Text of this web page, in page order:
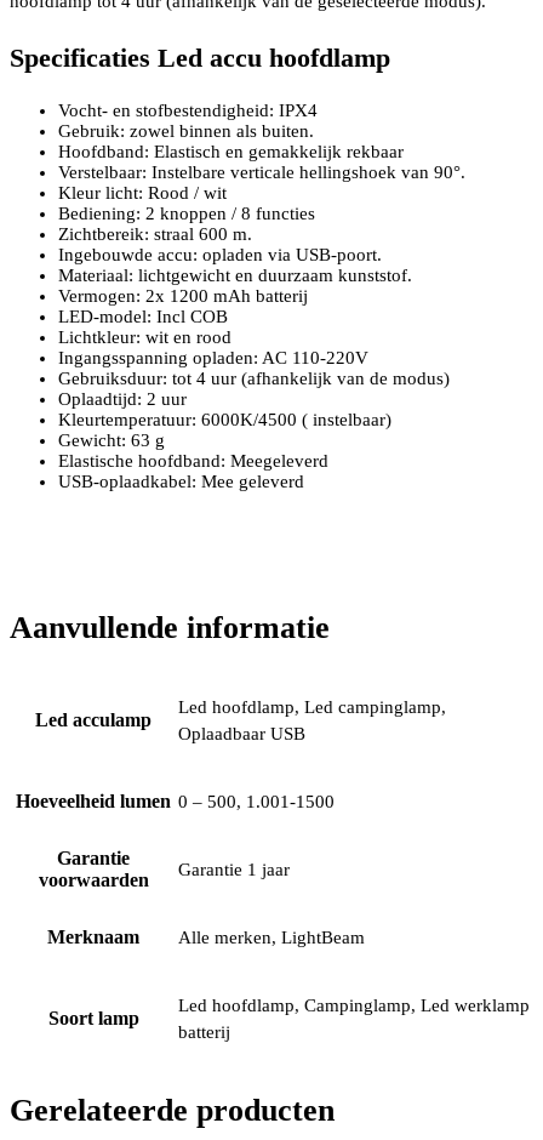
Specificaties Led accu hoofdlamp
Vocht- en stofbestendigheid: IPX4
Gebruik: zowel binnen als buiten.
Hoofdband: Elastisch en gemakkelijk rekbaar
Verstelbaar: Instelbare verticale hellingshoek van 90°.
Kleur licht: Rood / wit
Bediening: 2 knoppen / 8 functies
Zichtbereik: straal 600 m.
Ingebouwde accu: opladen via USB-poort.
Materiaal: lichtgewicht en duurzaam kunststof.
Vermogen: 2x 1200 mAh batterij
LED-model: Incl COB
Lichtkleur: wit en rood
Ingangsspanning opladen: AC 110-220V
Gebruiksduur: tot 4 uur (afhankelijk van de modus)
Oplaadtijd: 2 uur
Kleurtemperatuur: 6000K/4500 ( instelbaar)
Gewicht: 63 g
Elastische hoofdband: Meegeleverd
USB-oplaadkabel: Mee geleverd
Aanvullende informatie
Led acculamp
Led hoofdlamp, Led campinglamp,
Oplaadbaar USB
Hoeveelheid lumen 0 – 500, 1.001-1500
Garantie
voorwaarden
Garantie 1 jaar
Merknaam Alle merken, LightBeam
Soort lamp
Led hoofdlamp, Campinglamp, Led werklamp
batterij
Gerelateerde producten